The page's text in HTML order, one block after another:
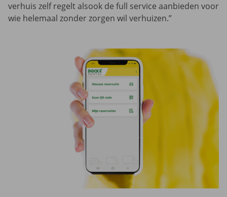
verhuis zelf regelt alsook de full service aanbieden voor
wie helemaal zonder zorgen wil verhuizen.”